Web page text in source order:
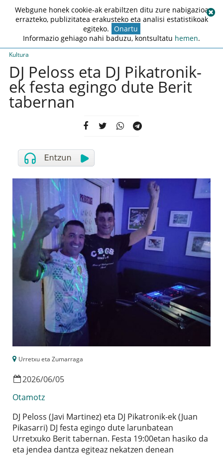
Kultura
DJ Peloss eta DJ Pikatronik-
ek festa egingo dute Berit
tabernan
Urretxu eta Zumarraga
2026/06/05
Otamotz
DJ Peloss (Javi Martinez) eta DJ Pikatronik-ek (Juan
Pikasarri) DJ festa egingo dute larunbatean
Urretxuko Berit tabernan. Festa 19:00etan hasiko da
eta jendea dantza egiteaz nekatzen denean
Webgune honek cookie-ak erabiltzen ditu zure nabigazioa
errazteko, publizitatea erakusteko eta analisi estatistikoak
egiteko. Onartu
Informazio gehiago nahi baduzu, kontsultatu hemen.